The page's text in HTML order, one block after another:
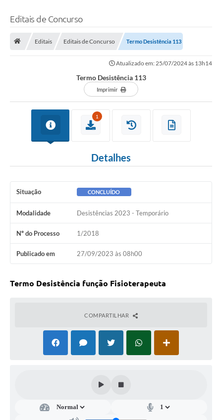
Turismo
Ouvidoria
Bolsa Família
Plano Municipal - Agricultura e Meio
Internet Gratuita
Orçamento Participativo 2026
Turismo
Tributos
Empreendedores
Editais de Concurso
Editais Editais de Concurso Termo Desistência 113
Atualizado em: 25/07/2024 às 13h14
Termo Desistência 113
Imprimir
1
Detalhes
Situação CONCLUÍDO
Modalidade Desistências 2023 - Temporário
Nº do Processo 1/2018
Publicado em 27/09/2023 às 08h00
Termo Desistência função Fisioterapeuta
COMPARTILHAR